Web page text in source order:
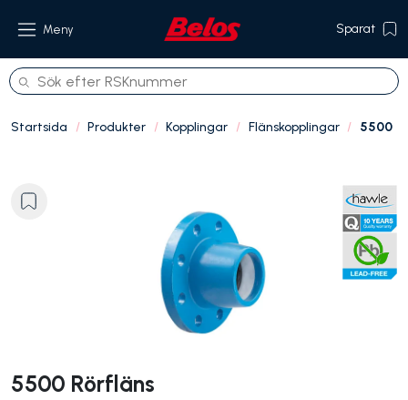
Meny Sparat
Om oss
Startsida Produkter Kopplingar Flänskopplingar 5500
5500 Rörfläns